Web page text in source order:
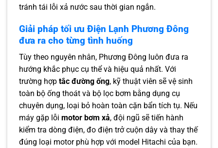
tránh tái lỗi xả nước sau thời gian ngắn.
Giải pháp tối ưu Điện Lạnh Phương Đông
đưa ra cho từng tình huống
Tùy theo nguyên nhân, Phương Đông luôn đưa ra
hướng khắc phục cụ thể và hiệu quả nhất. Với
trường hợp tắc đường ống, kỹ thuật viên sẽ vệ sinh
toàn bộ ống thoát và bộ lọc bơm bằng dụng cụ
chuyên dụng, loại bỏ hoàn toàn cặn bẩn tích tụ. Nếu
máy gặp lỗi motor bơm xả, đội ngũ sẽ tiến hành
kiểm tra dòng điện, đo điện trở cuộn dây và thay thế
đúng loại motor phù hợp với model Hitachi của bạn.